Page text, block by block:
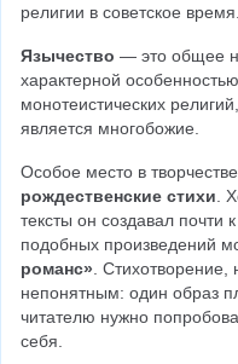
религии в советское время.
Язычество — это общее
характерной
монотеистических
является многобожие.
Особое место в
рождественские стихи .
тексты он создавал почти
подобных произведений
романс» .
непонятным: один образ
читателю нужно
себя.